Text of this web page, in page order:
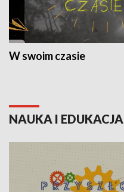
W swoim czasie
NAUKA I EDUKACJA